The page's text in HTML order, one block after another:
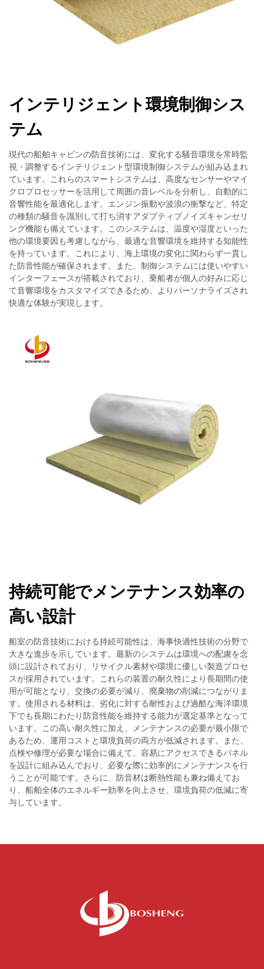
インテリジェント環境制御シス
テム
現代の船舶キャビンの防音技術には、変化する騒音環境を常時監
視・調整するインテリジェント型環境制御システムが組み込まれ
ています。これらのスマートシステムは、高度なセンサーやマイ
クロプロセッサーを活用して周囲の音レベルを分析し、自動的に
音響性能を最適化します。エンジン振動や波浪の衝撃など、特定
の種類の騒音を識別して打ち消すアダプティブノイズキャンセリ
ング機能も備えています。このシステムは、温度や湿度といった
他の環境要因も考慮しながら、最適な音響環境を維持する知能性
を持っています。これにより、海上環境の変化に関わらず一貫し
た防音性能が確保されます。また、制御システムには使いやすい
インターフェースが搭載されており、乗船者が個人の好みに応じ
て音響環境をカスタマイズできるため、よりパーソナライズされ
快適な体験が実現します。
持続可能でメンテナンス効率の
高い設計
船室の防音技術における持続可能性は、海事快適性技術の分野で
大きな進歩を示しています。最新のシステムは環境への配慮を念
頭に設計されており、リサイクル素材や環境に優しい製造プロセ
スが採用されています。これらの装置の耐久性により長期間の使
用が可能となり、交換の必要が減り、廃棄物の削減につながりま
す。使用される材料は、劣化に対する耐性および過酷な海洋環境
下でも長期にわたり防音性能を維持する能力が選定基準となって
います。この高い耐久性に加え、メンテナンスの必要が最小限で
あるため、運用コストと環境負荷の両方が低減されます。また、
点検や修理が必要な場合に備えて、容易にアクセスできるパネル
を設計に組み込んでおり、必要な際に効率的にメンテナンスを行
うことが可能です。さらに、防音材は断熱性能も兼ね備えてお
り、船舶全体のエネルギー効率を向上させ、環境負荷の低減に寄
与しています。